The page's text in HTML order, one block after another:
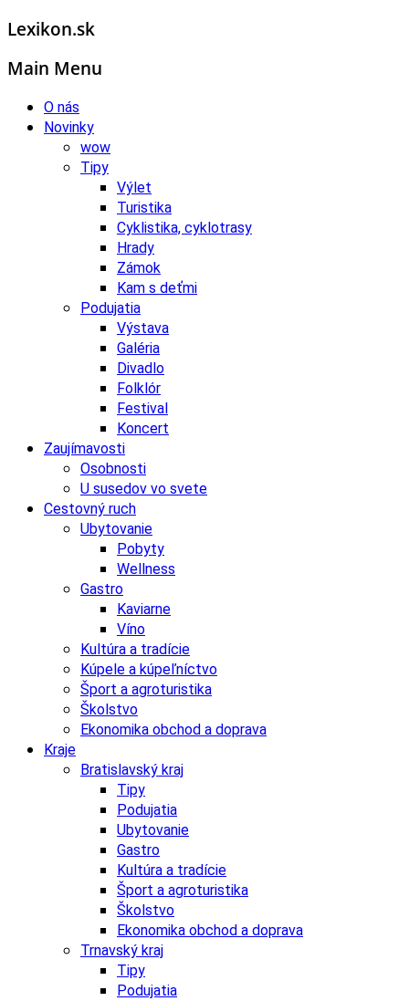
Lexikon.sk
Main Menu
O nás
Novinky
wow
Tipy
Výlet
Turistika
Cyklistika, cyklotrasy
Hrady
Zámok
Kam s deťmi
Podujatia
Výstava
Galéria
Divadlo
Folklór
Festival
Koncert
Zaujímavosti
Osobnosti
U susedov vo svete
Cestovný ruch
Ubytovanie
Pobyty
Wellness
Gastro
Kaviarne
Víno
Kultúra a tradície
Kúpele a kúpeľníctvo
Šport a agroturistika
Školstvo
Ekonomika obchod a doprava
Kraje
Bratislavský kraj
Tipy
Podujatia
Ubytovanie
Gastro
Kultúra a tradície
Šport a agroturistika
Školstvo
Ekonomika obchod a doprava
Trnavský kraj
Tipy
Podujatia